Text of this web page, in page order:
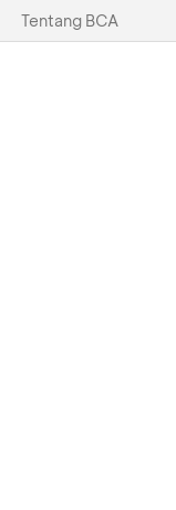
Tentang BCA